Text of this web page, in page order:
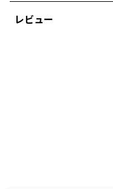
レビュー
カテゴリ